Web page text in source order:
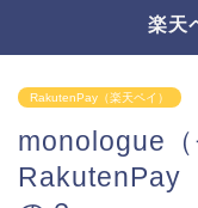
楽天
RakutenPay（楽天ペイ）
monologue
RakutenPay